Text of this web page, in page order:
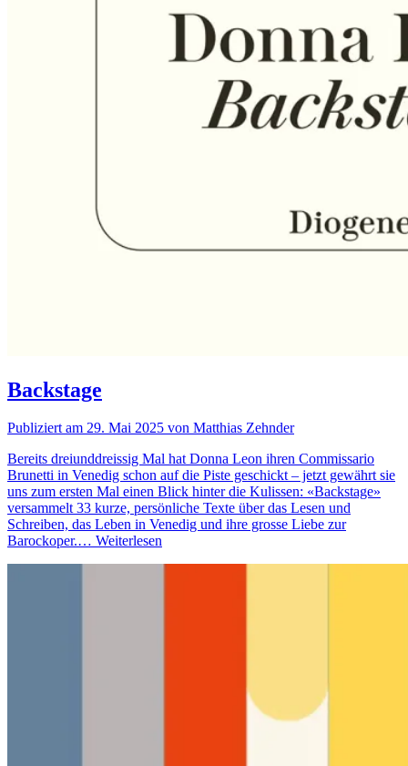
Backstage
Publiziert am 29. Mai 2025 von Matthias Zehnder
Bereits dreiunddreissig Mal hat Donna Leon ihren Commissario
Brunetti in Venedig schon auf die Piste geschickt – jetzt gewährt sie
uns zum ersten Mal einen Blick hinter die Kulissen: «Backstage»
versammelt 33 kurze, persönliche Texte über das Lesen und
Schreiben, das Leben in Venedig und ihre grosse Liebe zur
Barockoper.… Weiterlesen